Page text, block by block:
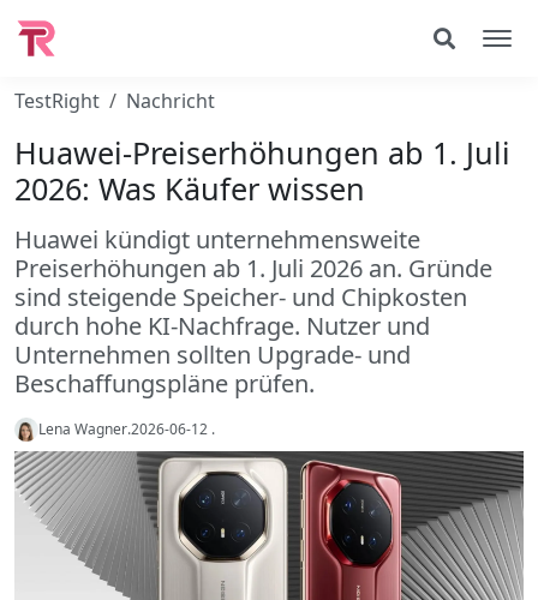
TestRight Nachricht
Huawei-Preiserhöhungen ab 1. Juli
2026: Was Käufer wissen
Huawei kündigt unternehmensweite
Preiserhöhungen ab 1. Juli 2026 an. Gründe
sind steigende Speicher- und Chipkosten
durch hohe KI-Nachfrage. Nutzer und
Unternehmen sollten Upgrade- und
Beschaffungspläne prüfen.
Lena Wagner.2026-06-12 .